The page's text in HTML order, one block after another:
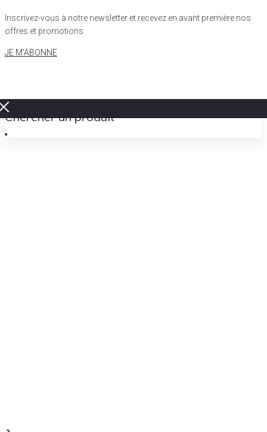
Inscrivez-vous à notre newsletter et recevez en avant première nos
offres et promotions
JE M'ABONNE